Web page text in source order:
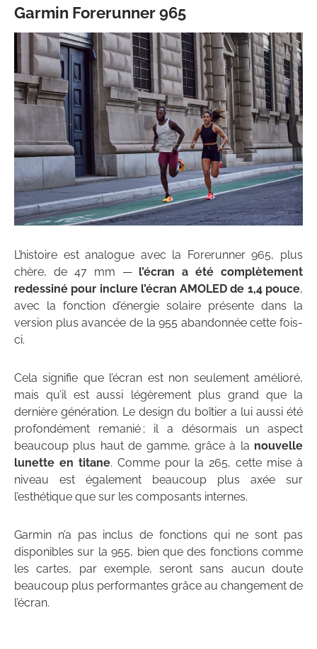
Garmin Forerunner 965
L’histoire est analogue avec la Forerunner 965, plus
chère, de 47 mm — l’écran a été complètement
redessiné pour inclure l’écran AMOLED de 1,4 pouce,
avec la fonction d’énergie solaire présente dans la
version plus avancée de la 955 abandonnée cette fois-
ci.
Cela signifie que l’écran est non seulement amélioré,
mais qu’il est aussi légèrement plus grand que la
dernière génération. Le design du boîtier a lui aussi été
profondément remanié ; il a désormais un aspect
beaucoup plus haut de gamme, grâce à la nouvelle
lunette en titane. Comme pour la 265, cette mise à
niveau est également beaucoup plus axée sur
l’esthétique que sur les composants internes.
Garmin n’a pas inclus de fonctions qui ne sont pas
disponibles sur la 955, bien que des fonctions comme
les cartes, par exemple, seront sans aucun doute
beaucoup plus performantes grâce au changement de
l’écran.